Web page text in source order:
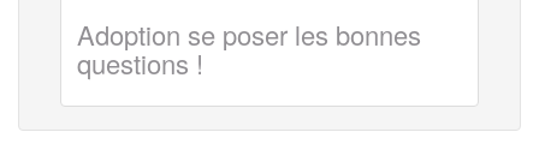
Adoption se poser les bonnes
questions !